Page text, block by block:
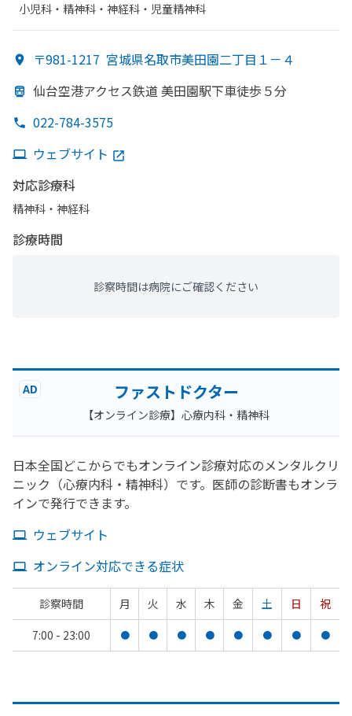
小児科・​精神科・神経科・​児童精神科
〒981-1217 宮城県名取市美田園二丁目１－４
仙台空港アクセス鉄道 美田園駅下車徒歩５分
022-784-3575
ウェブサイト
対応診療科
精神科・神経科
診療時間
診察時間は病院にご確認ください
AD ファストドクター
【オンライン診療】心療内科・精神科
日本全国どこからでもオンライン診療対応のメンタルクリ
ニック（心療内科・精神科）です。医師の診断書もオンラ
インで発行できます。
ウェブサイト
オンライン対応できる症状
診察時間 月 火 水 木 金 土 日
祝
7:00 - 23:00
● ● ● ● ● ● ● ●